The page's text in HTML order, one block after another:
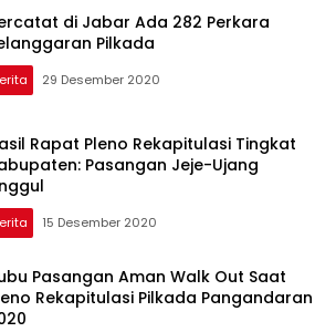
di Jabar Ada 282 Perkara
Pilkada
29 Desember 2020
Rapat Pleno Rekapitulasi Tingkat
Pasangan Jeje-Ujang
15 Desember 2020
Pasangan Aman Walk Out Saat
Rekapitulasi Pilkada Pangandaran